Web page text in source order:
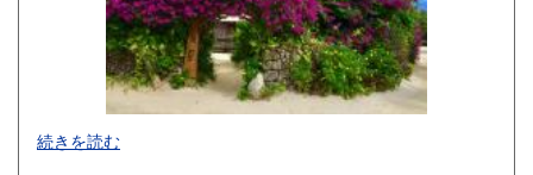
1,300円 鹿児島県
1,500円
続きを読む